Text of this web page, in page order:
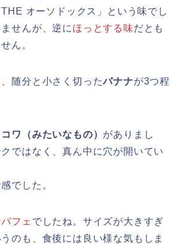
オーソドックス」という味でし
せんが、逆に ほっとする味だとも
ん。
随分と小さく切ったバナナが3つ程
ワ（みたいなもの） がありまし
ではなく、真ん中に穴が開いてい
でした。
フェ でしたね。サイズが大きすぎ
のも、食後には良い様な気もしま